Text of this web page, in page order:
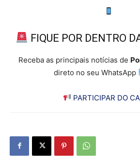
FIQUE POR DENTRO
Receba as principais notícias de
direto no seu WhatsApp
PARTICIPAR DO